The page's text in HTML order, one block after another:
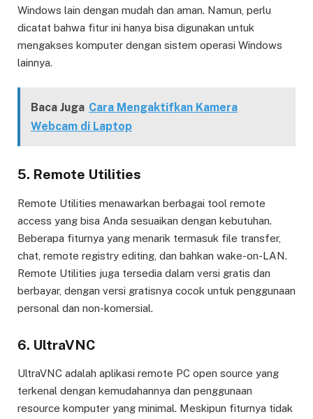
Windows lain dengan mudah dan aman. Namun, perlu
dicatat bahwa fitur ini hanya bisa digunakan untuk
mengakses komputer dengan sistem operasi Windows
lainnya.
Baca Juga Cara Mengaktifkan Kamera
Webcam di Laptop
5. Remote Utilities
Remote Utilities menawarkan berbagai tool remote
access yang bisa Anda sesuaikan dengan kebutuhan.
Beberapa fiturnya yang menarik termasuk file transfer,
chat, remote registry editing, dan bahkan wake-on-LAN.
Remote Utilities juga tersedia dalam versi gratis dan
berbayar, dengan versi gratisnya cocok untuk penggunaan
personal dan non-komersial.
6. UltraVNC
UltraVNC adalah aplikasi remote PC open source yang
terkenal dengan kemudahannya dan penggunaan
resource komputer yang minimal. Meskipun fiturnya tidak